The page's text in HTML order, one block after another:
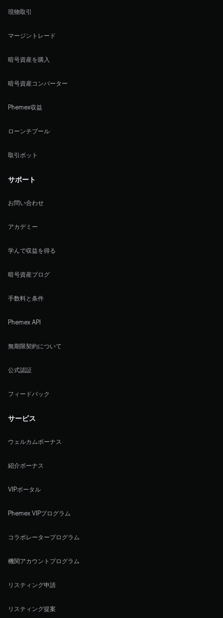
現物取引
マージントレード
暗号資産を購入
暗号資産コンバーター
Phemex収益
ローンチプール
取引ボット
サポート
お問い合わせ
アカデミー
学んで収益を得る
暗号資産ブログ
手数料と条件
Phemex API
無期限契約について
公式認証
フィードバック
サービス
ウェルカムボーナス
紹介ボーナス
VIPポータル
Phemex VIPプログラム
コラボレータープログラム
機関アカウントプログラム
リスティング申請
リスティング提案